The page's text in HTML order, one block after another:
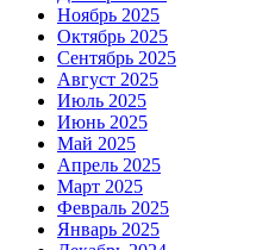
Ноябрь 2025
Октябрь 2025
Сентябрь 2025
Август 2025
Июль 2025
Июнь 2025
Май 2025
Апрель 2025
Март 2025
Февраль 2025
Январь 2025